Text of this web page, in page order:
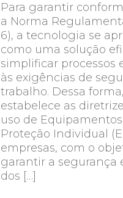
Para garantir
a Norma
6), a tecnologia se
como uma solução
simplificar processos
às exigências de
trabalho. Dessa
estabelece as
uso de
Proteção Individual
empresas, com o
garantir a segurança
dos […]